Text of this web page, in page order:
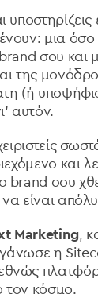
μια
σου και
της
(ή
αυτόν.
και
brand σου
είναι
Marketing,
η
τον κόσμο.